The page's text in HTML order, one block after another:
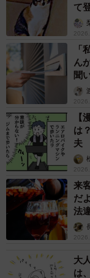
て
「
ん
聞
で
【
は
夫
来
だ
法
説
大
は